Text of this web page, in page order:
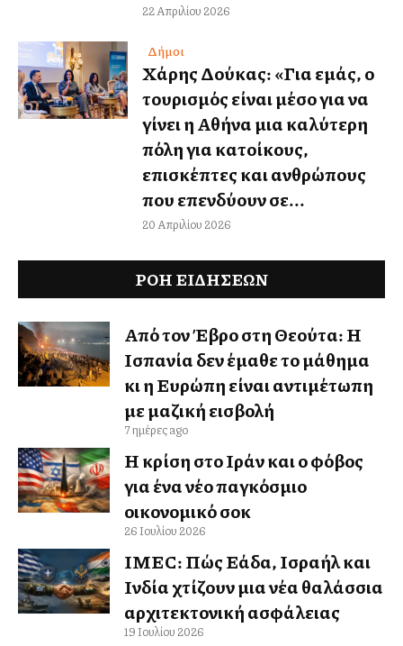
22 Απριλίου 2026
Δήμοι
Χάρης Δούκας: «Για εμάς, ο
τουρισμός είναι μέσο για να
γίνει η Αθήνα μια καλύτερη
πόλη για κατοίκους,
επισκέπτες και ανθρώπους
που επενδύουν σε...
20 Απριλίου 2026
ΡΟΗ ΕΙΔΉΣΕΩΝ
Από τον Έβρο στη Θεούτα: Η
Ισπανία δεν έμαθε το μάθημα
κι η Ευρώπη είναι αντιμέτωπη
με μαζική εισβολή
7 ημέρες ago
Η κρίση στο Ιράν και ο φόβος
για ένα νέο παγκόσμιο
οικονομικό σοκ
26 Ιουλίου 2026
IMEC: Πώς Ελλάδα, Ισραήλ και
Ινδία χτίζουν μια νέα θαλάσσια
αρχιτεκτονική ασφάλειας
19 Ιουλίου 2026